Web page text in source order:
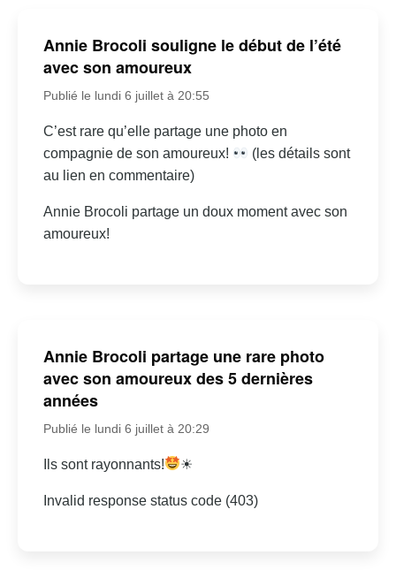
Annie Brocoli souligne le début de l’été
avec son amoureux
Publié le lundi 6 juillet à 20:55
C’est rare qu’elle partage une photo en
compagnie de son amoureux!
(les détails sont
au lien en commentaire)
Annie Brocoli partage un doux moment avec son
amoureux!
Annie Brocoli partage une rare photo
avec son amoureux des 5 dernières
années
Publié le lundi 6 juillet à 20:29
Ils sont rayonnants! ☀
Invalid response status code (403)